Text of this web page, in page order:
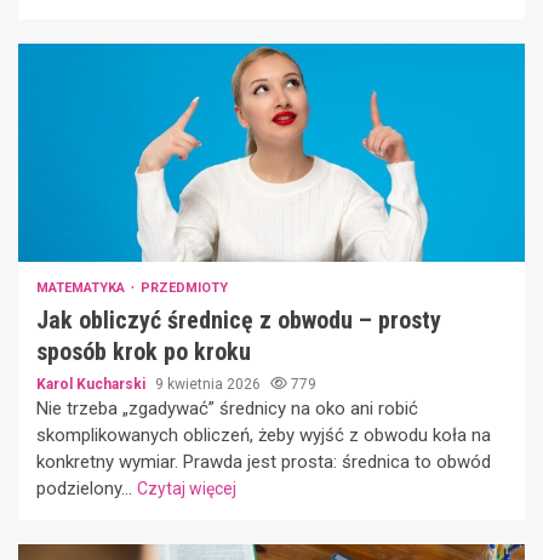
MATEMATYKA PRZEDMIOTY
Jak obliczyć średnicę z obwodu – prosty
sposób krok po kroku
Karol Kucharski 9 kwietnia 2026 779
Nie trzeba „zgadywać” średnicy na oko ani robić
skomplikowanych obliczeń, żeby wyjść z obwodu koła na
konkretny wymiar. Prawda jest prosta: średnica to obwód
podzielony... Czytaj więcej